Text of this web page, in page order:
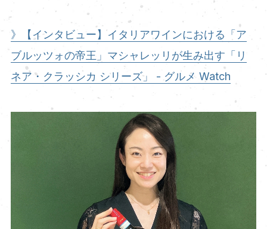
》【インタビュー】イタリアワインにおける「ア
ブルッツォの帝王」マシャレッリが生み出す「リ
ネア・クラッシカ シリーズ」 - グルメ Watch